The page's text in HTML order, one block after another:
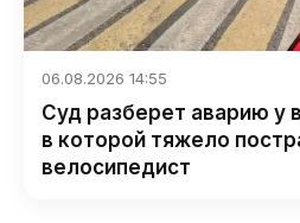
06.08.2026 14:55
Суд разберет аварию у
в которой тяжело
велосипедист